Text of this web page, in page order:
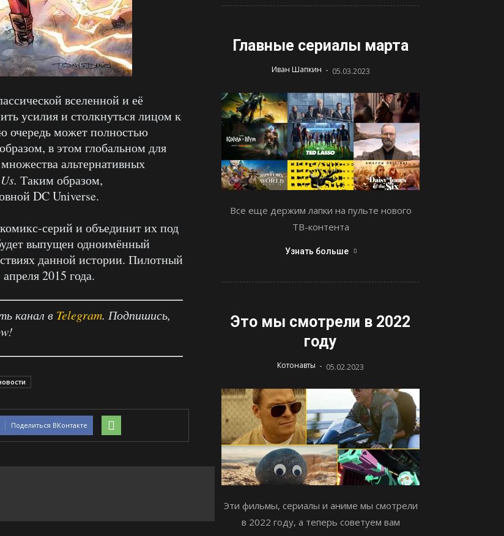
вселенной и её
усилия и столкнуться лицом к
очередь может полностью
в этом глобальном для
альтернативных
Таким образом,
DC Universe.
серий и объединит их под
выпущен одноимённый
данной истории. Пилотный
2015 года.
канал в Telegram. Подпишись,
Поделиться ВКонтакте
Главные сериалы марта
Иван Шапкин - 05.03.2023
Все еще держим лапки на пульте нового
ТВ-контента
Узнать больше
Это мы смотрели в 2022
году
Котонавты - 05.02.2023
Эти фильмы, сериалы и аниме мы смотрели
в 2022 году, а теперь советуем вам